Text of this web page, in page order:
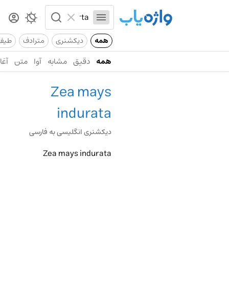
همه دیکشنری مترادف
همه دقیق مشابه آوا متن
Zea mays
indurata
دیکشنری انگلیسی به فارسی
Zea mays indurata